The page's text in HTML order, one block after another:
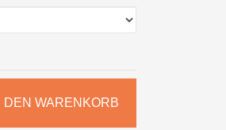
DEN WARENKORB